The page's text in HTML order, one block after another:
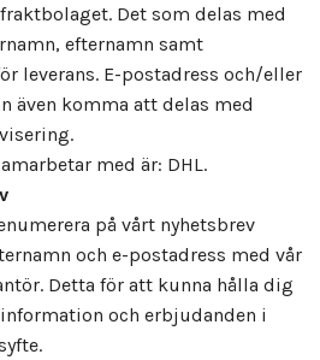
Det som delas med
efternamn samt
leverans. E-postadress och/eller
även komma att delas med
med är: DHL.
på vårt nyhetsbrev
och e-postadress med vår
Detta för att kunna hålla dig
och erbjudanden i